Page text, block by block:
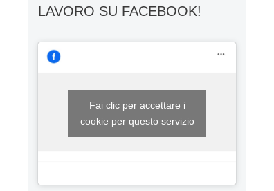
LAVORO SU FACEBOOK!
Fai clic per accettare i
cookie per questo servizio